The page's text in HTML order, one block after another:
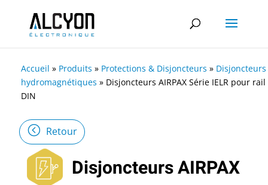
Accueil » Produits » Protections & Disjoncteurs » Disjoncteurs
hydromagnétiques » Disjoncteurs AIRPAX Série IELR pour rail
DIN
Retour
Disjoncteurs AIRPAX